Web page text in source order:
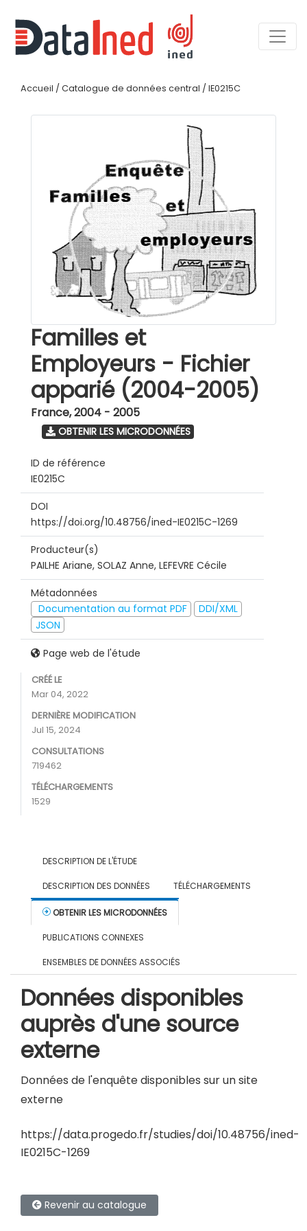
Accueil / Catalogue de données central / IE0215C
Familles et
Employeurs - Fichier
apparié (2004-2005)
France,2004 - 2005
OBTENIR LES MICRODONNÉES
ID de référence
IE0215C
DOI
https://doi.org/10.48756/ined-IE0215C-1269
Producteur(s)
PAILHE Ariane, SOLAZ Anne, LEFEVRE Cécile
Métadonnées
Documentation au format PDF
DDI/XML
JSON
Page web de l'étude
CRÉÉ LE
Mar 04, 2022
DERNIÈRE MODIFICATION
Jul 15, 2024
CONSULTATIONS
719462
TÉLÉCHARGEMENTS
1529
DESCRIPTION DE L'ÉTUDE
DESCRIPTION DES DONNÉES TÉLÉCHARGEMENTS
OBTENIR LES MICRODONNÉES
PUBLICATIONS CONNEXES
ENSEMBLES DE DONNÉES ASSOCIÉS
Données disponibles
auprès d'une source
externe
Données de l'enquête disponibles sur un site
externe
https://data.progedo.fr/studies/doi/10.48756/ined-
IE0215C-1269
Revenir au catalogue